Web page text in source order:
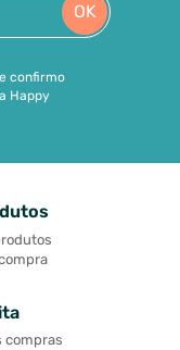
OK
confirmo
Happy
compras